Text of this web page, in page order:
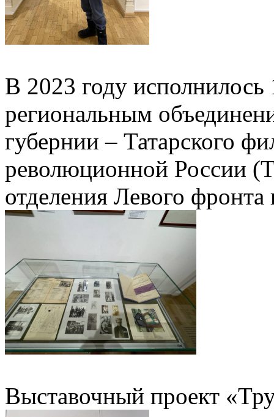
В 2023 году
региональным
губернии – Татарского
революционной России
отделения Левого
Выставочный проект